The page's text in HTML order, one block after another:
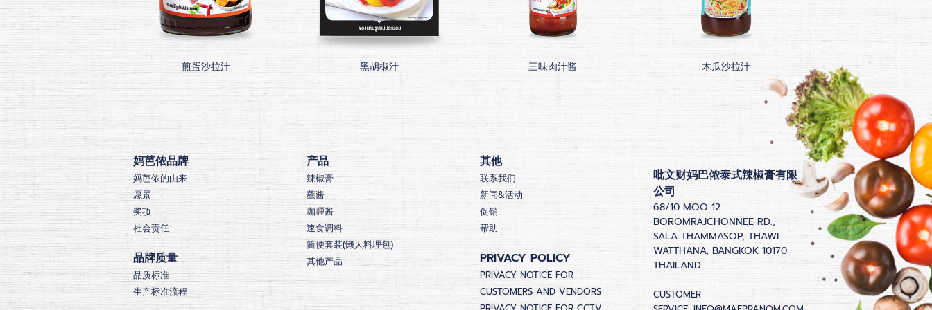
煎蛋沙拉汁 黑胡椒汁 三味肉汁酱 木瓜沙拉汁 茶籽油风味虾
妈芭侬品牌
妈芭侬的由来
愿景
奖项
社会责任
品牌质量
品质标准
生产标准流程
产品
辣椒膏
蘸酱
咖喱酱
速食调料
简便套装(懒人料理包)
其他产品
其他
联系我们
新闻&活动
促销
帮助
PRIVACY POLICY
PRIVACY NOTICE FOR
CUSTOMERS AND VENDORS
吡文财妈巴侬泰式辣椒膏有限
公司
68/10 MOO 12
BOROMRAJCHONNEE RD.,
SALA THAMMASOP, THAWI
WATTHANA, BANGKOK 10170
THAILAND
CUSTOMER